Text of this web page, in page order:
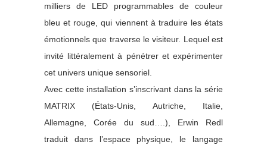
milliers de LED programmables de couleur
bleu et rouge, qui viennent à traduire les états
émotionnels que traverse le visiteur. Lequel est
invité littéralement à pénétrer et expérimenter
cet univers unique sensoriel.
Avec cette installation s’inscrivant dans la série
MATRIX (États-Unis, Autriche, Italie,
Allemagne, Corée du sud….), Erwin Redl
traduit dans l’espace physique, le langage